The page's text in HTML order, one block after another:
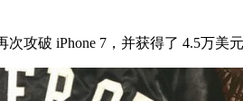
攻破 iPhone 7，并获得了 4.5万美